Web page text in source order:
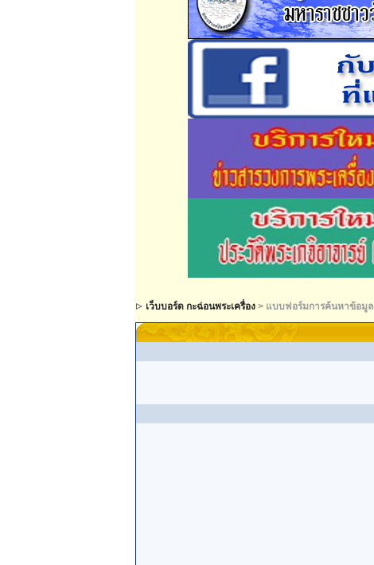
เว็บบอร์ด กะฉ่อนพระเครื่อง > แบบฟอร์มการค้นหาข้อมูล